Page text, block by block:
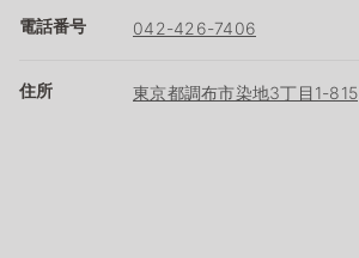
電話番号 042-426-7406
住所 東京都調布市染地3丁目1-815